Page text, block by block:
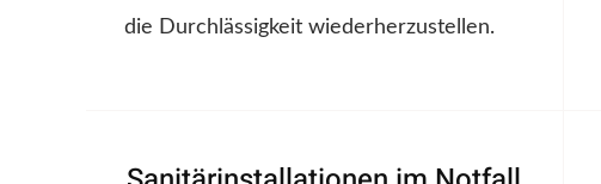
die Durchlässigkeit wiederherzustellen.